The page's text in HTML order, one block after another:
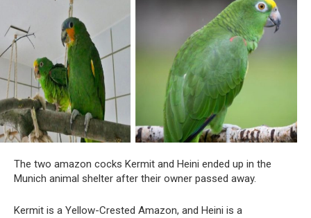
The two amazon cocks Kermit and Heini ended up in the
Munich animal shelter after their owner passed away.
Kermit is a Yellow-Crested Amazon, and Heini is a